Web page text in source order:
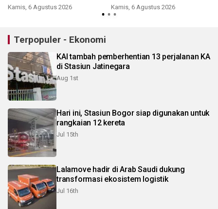
Kamis, 6 Agustus 2026 Kamis, 6 Agustus 2026
Terpopuler - Ekonomi
KAI tambah pemberhentian 13 perjalanan KA
di Stasiun Jatinegara
Aug 1st
Hari ini, Stasiun Bogor siap digunakan untuk
rangkaian 12 kereta
Jul 15th
Lalamove hadir di Arab Saudi dukung
transformasi ekosistem logistik
Jul 16th